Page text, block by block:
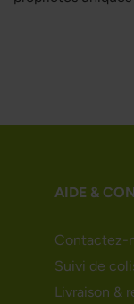
AIDE &
Contactez-
Suivi de
Livraison &